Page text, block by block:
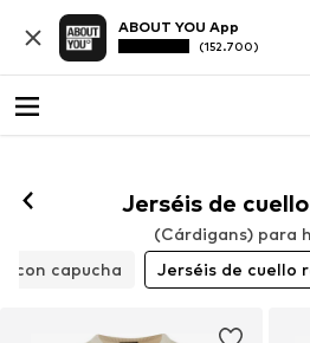
ABOUT YOU App
(152.700)
Jerséis de
(Cárdigans) para
con capucha
Jerséis de cuello